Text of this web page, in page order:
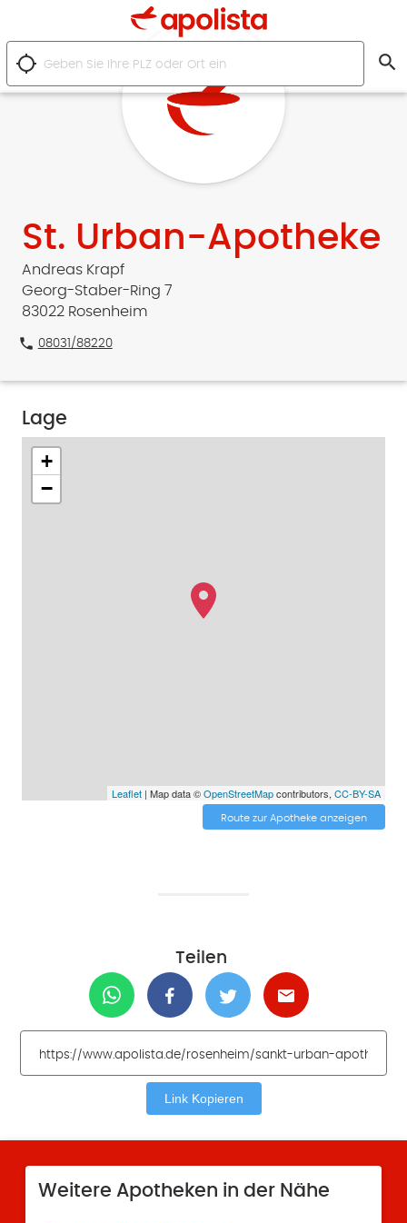
location_searching search
St. Urban-Apotheke
Andreas Krapf
Georg-Staber-Ring 7
83022 Rosenheim
phone 08031/88220
Lage
+
−
Leaflet| Map data ©OpenStreetMapcontributors, CC-BY-SA
Route zur Apotheke anzeigen
Teilen
Link Kopieren
Weitere Apotheken in der Nähe